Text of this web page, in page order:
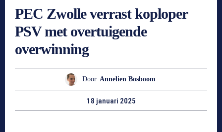
PEC Zwolle verrast koploper
PSV met overtuigende
overwinning
Door Annelien Bosboom
18 januari 2025